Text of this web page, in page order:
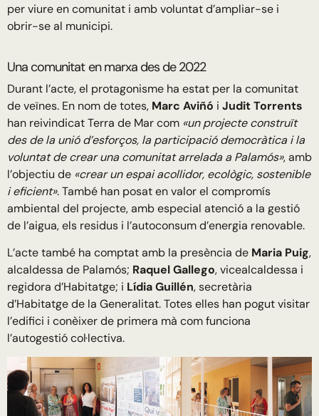
per viure en comunitat i amb voluntat d’ampliar-se i
obrir-se al municipi.
Una comunitat en marxa des de 2022
Durant l’acte, el protagonisme ha estat per la comunitat
de veïnes. En nom de totes, Marc Aviñó i Judit Torrents
han reivindicat Terra de Mar com «un projecte construït
des de la unió d’esforços, la participació democràtica i la
voluntat de crear una comunitat arrelada a Palamós», amb
l’objectiu de «crear un espai acollidor, ecològic, sostenible
i eficient». També han posat en valor el compromís
ambiental del projecte, amb especial atenció a la gestió
de l’aigua, els residus i l’autoconsum d’energia renovable.
L’acte també ha comptat amb la presència de Maria Puig,
alcaldessa de Palamós; Raquel Gallego, vicealcaldessa i
regidora d’Habitatge; i Lídia Guillén, secretària
d’Habitatge de la Generalitat. Totes elles han pogut visitar
l’edifici i conèixer de primera mà com funciona
l’autogestió col·lectiva.